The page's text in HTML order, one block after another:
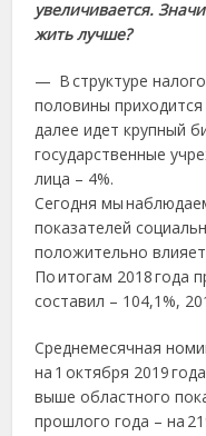
увеличивается.
жить лучше?
— В структуре
половины
далее идет крупный
государственные
лица – 4%.
Сегодня мы
показателей
положительно
По итогам 2018 года
составил – 104,1%,
Среднемесячная
на 1 октября 2019
выше областного
прошлого года – на